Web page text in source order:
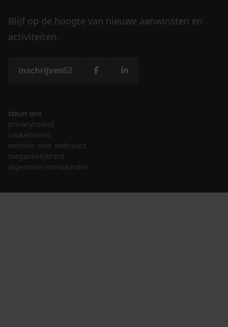
Blijf op de hoogte van nieuwe aanwinsten en
activiteiten.
inschrijven
steun ons
privacybeleid
cookiebeleid
website door webreact
toegankelijkheid
algemene voorwaarden